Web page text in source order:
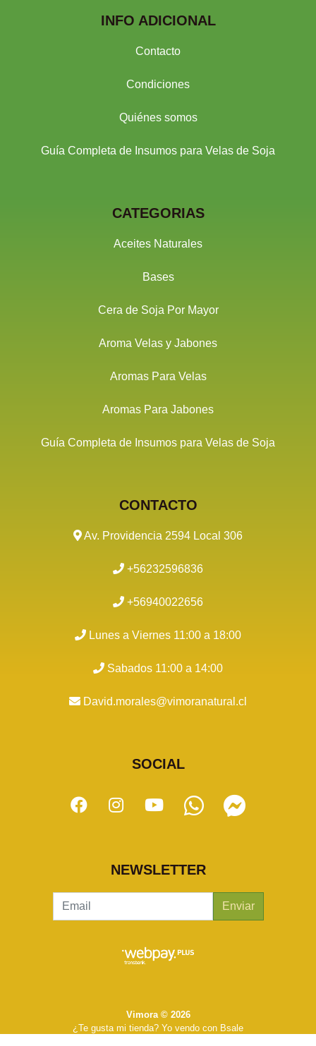
INFO ADICIONAL
Contacto
Condiciones
Quiénes somos
Guía Completa de Insumos para Velas de Soja
CATEGORIAS
Aceites Naturales
Bases
Cera de Soja Por Mayor
Aroma Velas y Jabones
Aromas Para Velas
Aromas Para Jabones
Guía Completa de Insumos para Velas de Soja
CONTACTO
Av. Providencia 2594 Local 306
+56232596836
+56940022656
Lunes a Viernes 11:00 a 18:00
Sabados 11:00 a 14:00
David.morales@vimoranatural.cl
SOCIAL
NEWSLETTER
Enviar
Vimora © 2026
¿Te gusta mi tienda? Yo vendo con Bsale